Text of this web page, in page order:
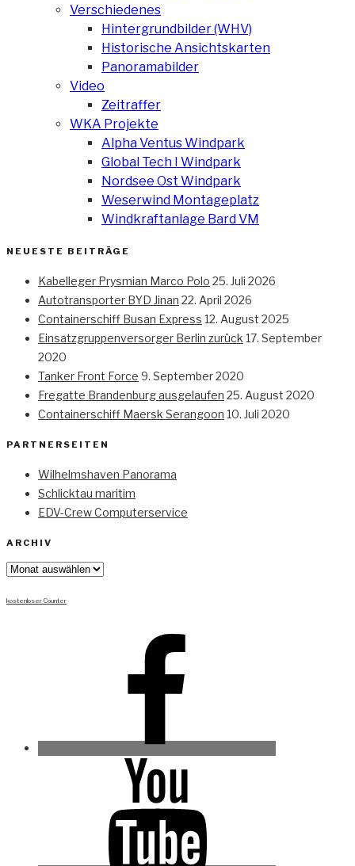
Verschiedenes
Hintergrundbilder (WHV)
Historische Ansichtskarten
Panoramabilder
Video
Zeitraffer
WKA Projekte
Alpha Ventus Windpark
Global Tech I Windpark
Nordsee Ost Windpark
Weserwind Montageplatz
Windkraftanlage Bard VM
NEUESTE BEITRÄGE
Kabelleger Prysmian Marco Polo 25. Juli 2026
Autotransporter BYD Jinan 22. April 2026
Containerschiff Busan Express 12. August 2025
Einsatzgruppenversorger Berlin zurück 17. September
2020
Tanker Front Force 9. September 2020
Fregatte Brandenburg ausgelaufen 25. August 2020
Containerschiff Maersk Serangoon 10. Juli 2020
PARTNERSEITEN
Wilhelmshaven Panorama
Schlicktau maritim
EDV-Crew Computerservice
ARCHIV
Archiv
kostenloser Counter